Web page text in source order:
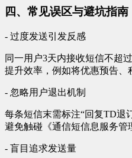
四、常见误区与避坑指南
- 过度发送引发反感
同一用户3天内接收短信不超
提升效率，例如将优惠预告、
- 忽略用户退出机制
每条短信末需标注“回复TD退
避免触碰《通信短信息服务管
- 盲目追求发送量